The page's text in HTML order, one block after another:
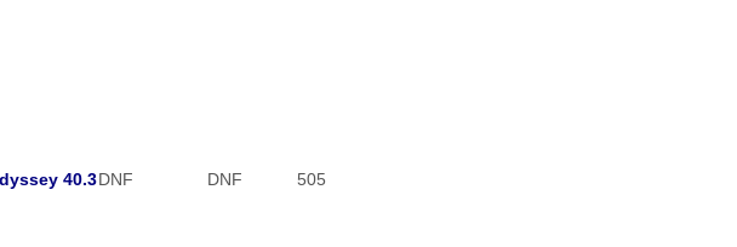
40.3DNF DNF
505